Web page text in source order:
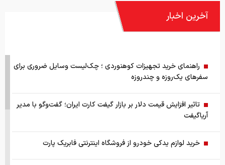
آخرین اخبار
راهنمای خرید تجهیزات کوهنوردی ؛ چک‌لیست وسایل ضروری برای
سفرهای یک‌روزه و چندروزه
تاثیر افزایش قیمت دلار بر بازار گیفت کارت ایران؛ گفت‌وگو با مدیر
آریاگیفت
خرید لوازم یدکی خودرو از فروشگاه اینترنتی فابریک پارت